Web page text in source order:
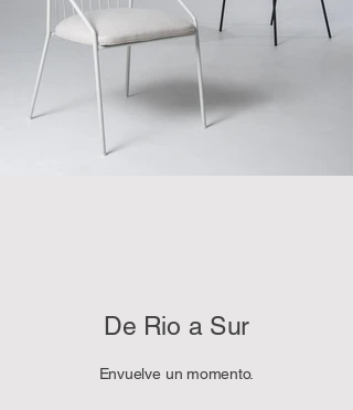
De Rio a Sur
Envuelve un momento.